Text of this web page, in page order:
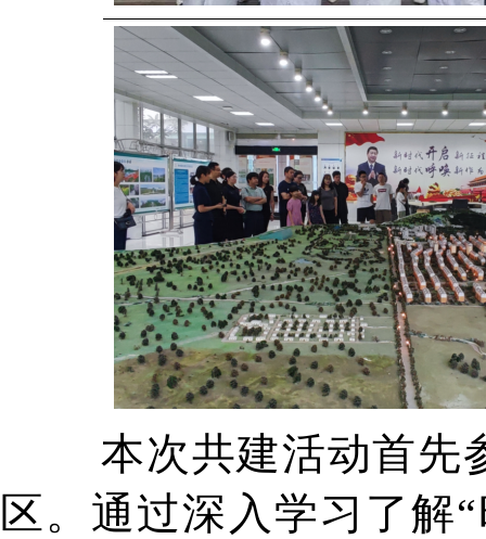
本次共建活动首先参
区。通过深入学习了解